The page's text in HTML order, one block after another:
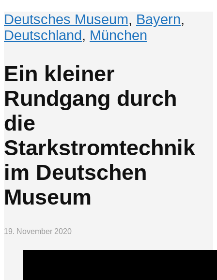
Deutsches Museum, Bayern,
Deutschland, München
Ein kleiner
Rundgang durch
die
Starkstromtechnik
im Deutschen
Museum
19. November 2020